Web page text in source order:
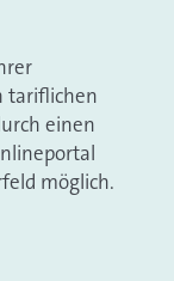
tariflichen
einen
möglich.